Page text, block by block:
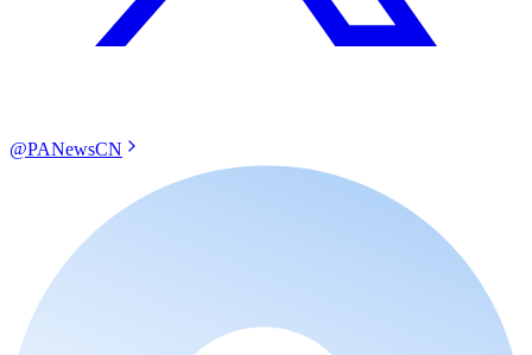
@PANewsCN